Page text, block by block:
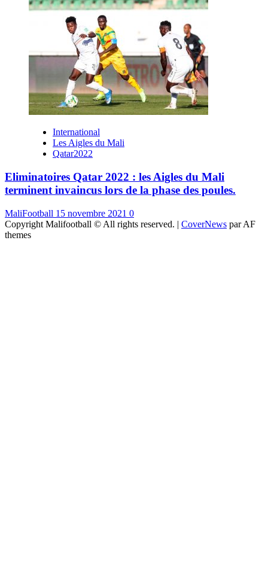
International
Les Aigles du Mali
Qatar2022
Eliminatoires Qatar 2022 : les Aigles du Mali
terminent invaincus lors de la phase des poules.
MaliFootball 15 novembre 2021 0
Copyright Malifootball © All rights reserved. | CoverNews par AF
themes